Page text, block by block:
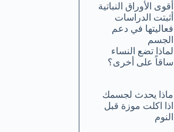
أقوى الأوراق النباتية
أثبتت الدراسات
فعاليتها في دعم
الجسم
لماذا تضع النساء
ساقاً على أخرى؟
ماذا يحدث لجسمك
اذا اكلت موزة قبل
النوم